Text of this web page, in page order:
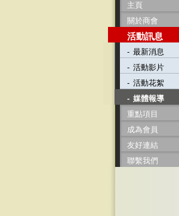
主頁
關於商會
活動訊息
- 最新消息
- 活動影片
- 活動花絮
- 媒體報導
重點項目
成為會員
友好連結
聯繫我們